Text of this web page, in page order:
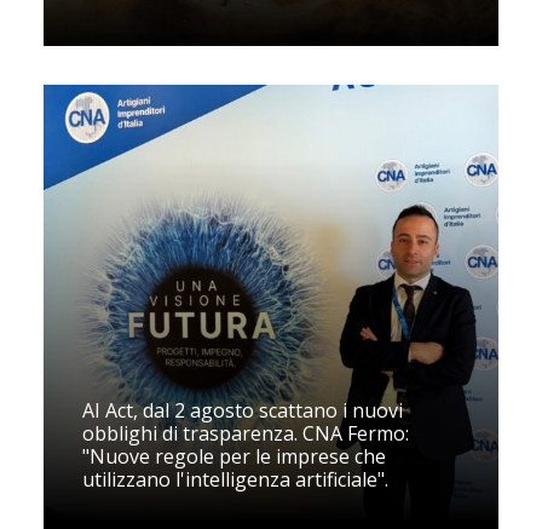
AI Act, dal 2 agosto scattano i nuovi
obblighi di trasparenza. CNA Fermo:
"Nuove regole per le imprese che
utilizzano l'intelligenza artificiale".